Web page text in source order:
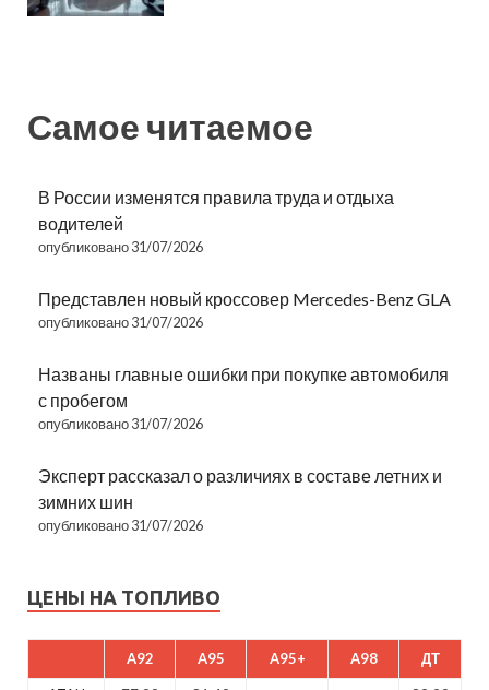
Самое читаемое
В России изменятся правила труда и отдыха
водителей
опубликовано 31/07/2026
Представлен новый кроссовер Mercedes-Benz GLA
опубликовано 31/07/2026
Названы главные ошибки при покупке автомобиля
с пробегом
опубликовано 31/07/2026
Эксперт рассказал о различиях в составе летних и
зимних шин
опубликовано 31/07/2026
ЦЕНЫ НА ТОПЛИВО
A92 A95 A95+ A98 ДТ